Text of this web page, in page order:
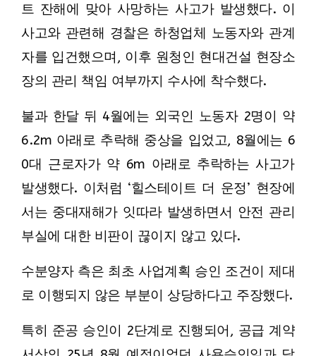
트 잔해에 맞아 사망하는 사고가 발생했다. 이
사고와 관련해 경찰은 하청업체 노동자와 관계
자를 입건했으며, 이후 원청인 현대건설 현장소
장의 관리 책임 여부까지 수사에 착수했다.
불과 한달 뒤 4월에는 외국인 노동자 2명이 약
6.2m 아래로 추락해 중상을 입었고, 8월에는 6
0대 근로자가 약 6m 아래로 추락하는 사고가
발생했다. 이처럼 ‘힐스테이트 더 운정’ 현장에
서는 중대재해가 잇따라 발생하면서 안전 관리
부실에 대한 비판이 끊이지 않고 있다.
수분양자 측은 최초 사업계획 승인 조건이 제대
로 이행되지 않은 부분이 상당하다고 주장했다.
특히 준공 승인이 2단계로 진행되어, 공급 계약